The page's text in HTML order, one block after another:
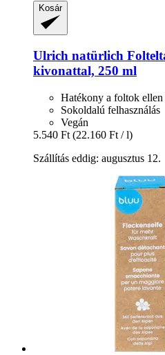
Kosár
Ulrich natürlich
kivonattal, 250 ml
Hatékony a foltok ellen
Sokoldalú felhasználás
Vegán
5.540 Ft (22.160 Ft / l)
Szállítás eddig: augusztus 12.